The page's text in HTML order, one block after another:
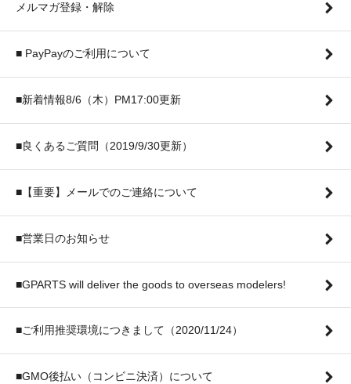
メルマガ登録・解除
■ PayPayのご利用について
■新着情報8/6（木）PM17:00更新
■良くあるご質問（2019/9/30更新）
■【重要】メールでのご連絡について
■営業日のお知らせ
■GPARTS will deliver the goods to overseas modelers!
■ご利用推奨環境につきまして（2020/11/24）
■GMO後払い（コンビニ決済）について